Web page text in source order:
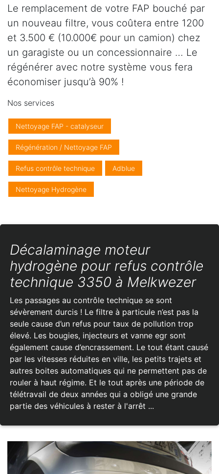
Le remplacement de votre FAP bouché par
un nouveau filtre, vous coûtera entre 1200
et 3.500 € (10.000€ pour un camion) chez
un garagiste ou un concessionnaire … Le
régénérer avec notre système vous fera
économiser jusqu’à 90% !
Nos services
Nettoyage FAP - catalyseur
Régénération / Nettoyage FAP
Refus contrôle technique Adblue
Nettoyage Hydrogène
Décalaminage moteur
hydrogène pour refus contrôle
technique 3350 à Melkwezer
Les passages au contrôle technique se sont
sévèrement durcis ! Le filtre à particule n’est pas la
seule cause d’un refus pour taux de pollution trop
élevé. Les bougies, injecteurs et vanne egr sont
également cause d’encrassement. Le tout étant causé
par les vitesses réduites en ville, les petits trajets et
autres boites automatiques qui ne permettent pas de
rouler à haut régime. Et le tout après une période de
télétravail de deux années qui a obligé une grande
partie des véhicules à rester à l'arrêt ...